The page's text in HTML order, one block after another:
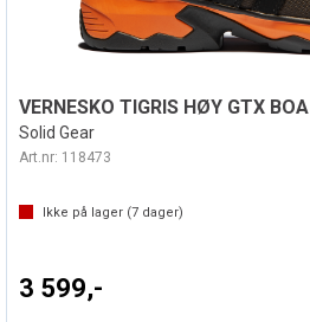
VERNESKO TIGRIS HØY GTX BOA
Solid Gear
Art.nr: 118473
Ikke på lager (7 dager)
3 599,-